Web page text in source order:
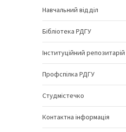
Навчальний відділ
Бібліотека РДГУ
Інституційний репозитарій
Профспілка РДГУ
Студмістечко
Контактна інформація